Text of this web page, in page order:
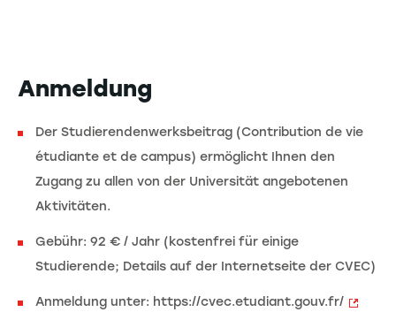
Anmeldung
Der Studierendenwerksbeitrag (Contribution de vie
étudiante et de campus) ermöglicht Ihnen den
Zugang zu allen von der Universität angebotenen
Aktivitäten.
Gebühr: 92 € / Jahr (kostenfrei für einige
Studierende; Details auf der Internetseite der CVEC)
Anmeldung unter: https://cvec.etudiant.gouv.fr/